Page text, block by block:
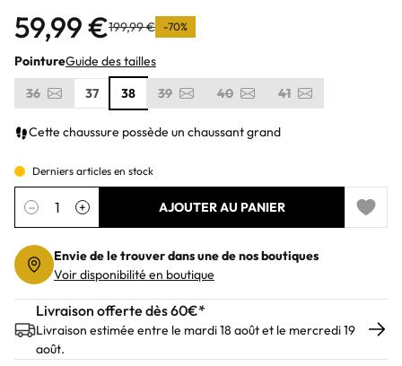
59,99 €199,99 € -70%
PointureGuide des tailles
36
37 38 39 40 41
Cette chaussure possède un chaussant grand
Derniers articles en stock
Quantité
− + AJOUTER AU PANIER
Add to
Envie de le trouver dans une de nos boutiques
Voir disponibilité en boutique
Livraison offerte dès 60€*
Livraison estimée entre le mardi 18 août et le mercredi 19
août.